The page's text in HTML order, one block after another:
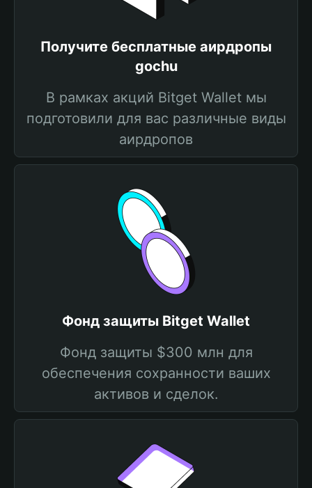
Получите бесплатные аирдропы
gochu
В рамках акций Bitget Wallet мы
подготовили для вас различные виды
аирдропов
Фонд защиты Bitget Wallet
Фонд защиты $300 млн для
обеспечения сохранности ваших
активов и сделок.